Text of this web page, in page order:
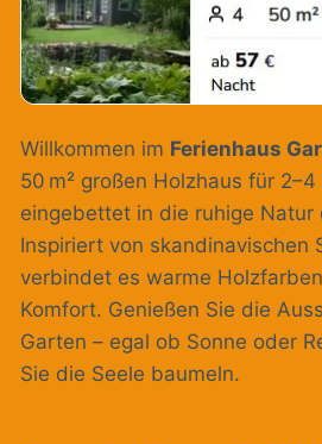
Willkommen im Ferienhaus
50 m² großen Holzhaus für 2–4
eingebettet in die ruhige Natur
Inspiriert von skandinavischen
verbindet es warme
Komfort. Genießen Sie die
Garten – egal ob Sonne oder
Sie die Seele baumeln.